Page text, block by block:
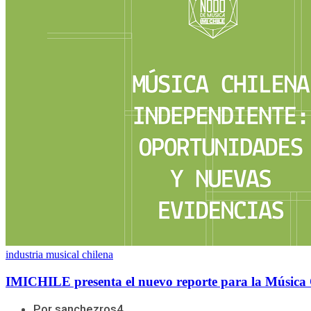
industria musical chilena
IMICHILE presenta el nuevo reporte para la Música